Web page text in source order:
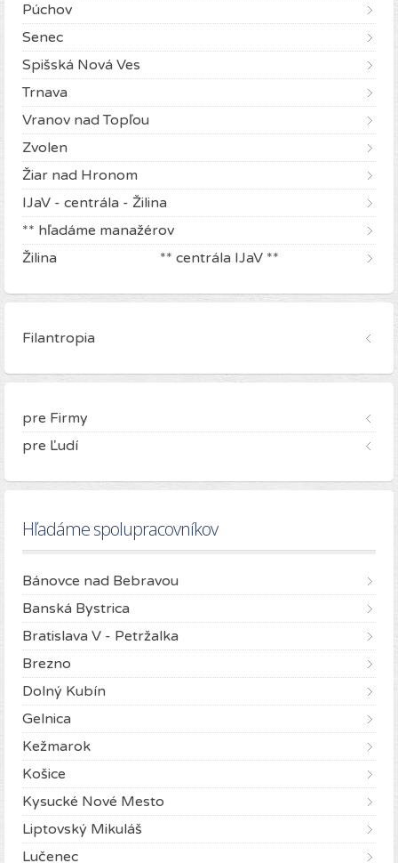
Púchov
Senec
Spišská Nová Ves
Trnava
Vranov nad Topľou
Zvolen
Žiar nad Hronom
IJaV - centrála - Žilina
** hľadáme manažérov
Žilina ** centrála IJaV **
Filantropia
pre Firmy
pre Ľudí
Hľadáme spolupracovníkov
Bánovce nad Bebravou
Banská Bystrica
Bratislava V - Petržalka
Brezno
Dolný Kubín
Gelnica
Kežmarok
Košice
Kysucké Nové Mesto
Liptovský Mikuláš
Lučenec